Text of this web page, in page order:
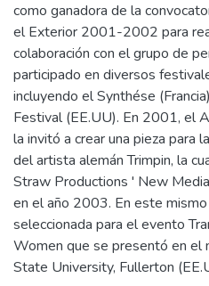
como ganadora de la
el Exterior 2001-2002 para
colaboración con el grupo de
participado en diversos
incluyendo el Synthése
Festival (EE.UU). En 2001, el
la invitó a crear una pieza para
del artista alemán Trimpin, la
Straw Productions ' New
en el año 2003. En este mismo
seleccionada para el evento
Women que se presentó en el
State University, Fullerton